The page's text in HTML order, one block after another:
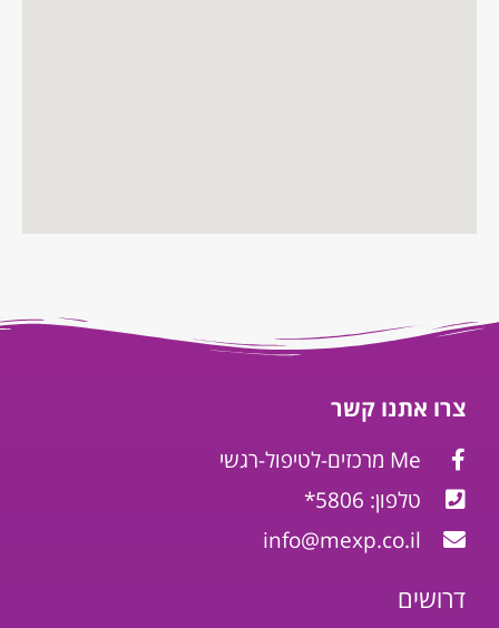
צרו אתנו קשר
Me מרכזים-לטיפול-רגשי
טלפון: 5806*
info@mexp.co.il
דרושים